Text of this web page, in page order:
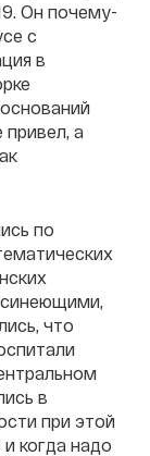
Он почему-
с
в
а
по
синеющими,
что
в
при этой
когда надо